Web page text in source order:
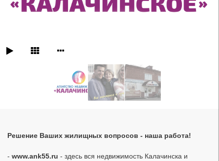
Решение Ваших жилищных вопросов - наша работа!
- www.ank55.ru - здесь вся недвижимость Калачинска и